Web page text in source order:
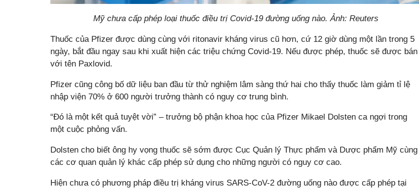
Mỹ chưa cấp phép loại thuốc điều trị Covid-19 đường uống nào. Ảnh: Reuters
Thuốc của Pfizer được dùng cùng với ritonavir kháng virus cũ hơn, cứ 12 giờ dùng một lần trong 5
ngày, bắt đầu ngay sau khi xuất hiện các triệu chứng Covid-19. Nếu được phép, thuốc sẽ được bán
với tên Paxlovid.
Pfizer cũng công bố dữ liệu ban đầu từ thử nghiệm lâm sàng thứ hai cho thấy thuốc làm giảm tỉ lệ
nhập viện 70% ở 600 người trưởng thành có nguy cơ trung bình.
“Đó là một kết quả tuyệt vời” – trưởng bộ phận khoa học của Pfizer Mikael Dolsten ca ngợi trong
một cuộc phỏng vấn.
Dolsten cho biết ông hy vọng thuốc sẽ sớm được Cục Quản lý Thực phẩm và Dược phẩm Mỹ cùng
các cơ quan quản lý khác cấp phép sử dụng cho những người có nguy cơ cao.
Hiện chưa có phương pháp điều trị kháng virus SARS-CoV-2 đường uống nào được cấp phép tại